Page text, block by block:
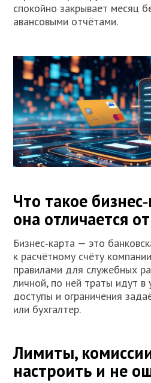
спокойно закрывает месяц
авансовыми отчётами.
Что такое
она отличается
Бизнес‑карта — это
к расчётному счёту
правилами для служебных
личной, по ней траты идут в
доступы и ограничения
или бухгалтер.
Лимиты,
настроить и не